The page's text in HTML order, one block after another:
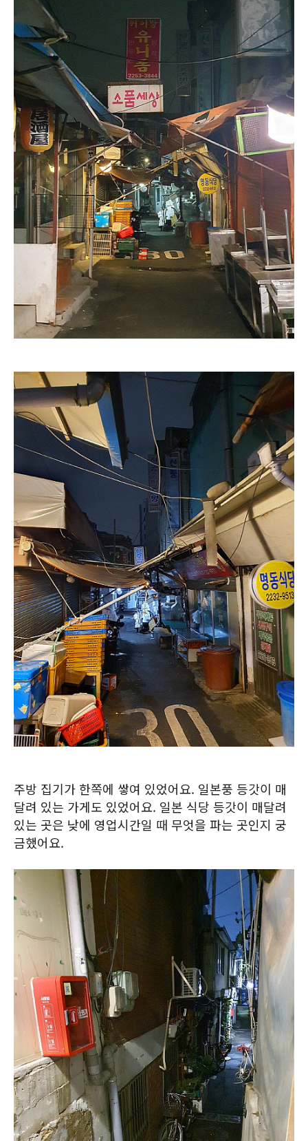
주방 집기가 한쪽에 쌓여 있었어요. 일본풍 등갓이 매
달려 있는 가게도 있었어요. 일본 식당 등갓이 매달려
있는 곳은 낮에 영업시간일 때 무엇을 파는 곳인지 궁
금했어요.